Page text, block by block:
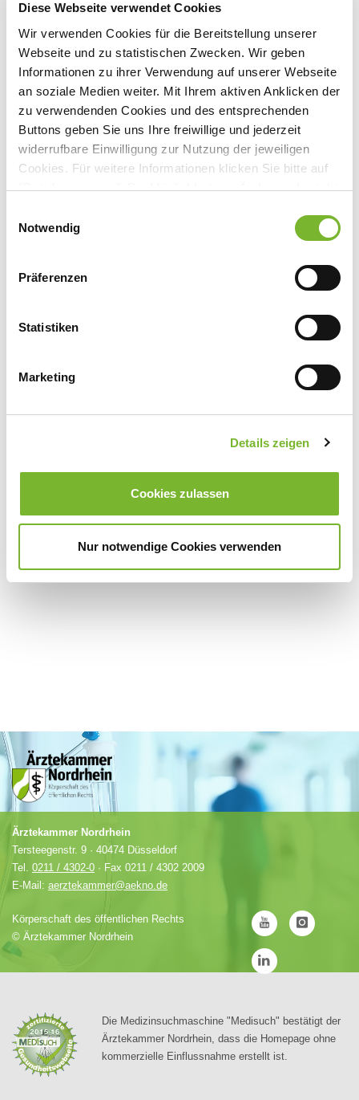
Diese Webseite verwendet Cookies
Wir verwenden Cookies für die Bereitstellung unserer
Webseite und zu statistischen Zwecken. Wir geben
Informationen zu ihrer Verwendung auf unserer Webseite
an soziale Medien weiter. Mit Ihrem aktiven Anklicken der
zu verwendenden Cookies und des entsprechenden
Buttons geben Sie uns Ihre freiwillige und jederzeit
widerrufbare Einwilligung zur Nutzung der jeweiligen
Cookies. Für weitere Informationen klicken Sie bitte auf
"Details anzeigen". Die Möglichkeit zur Änderung besteht
Datenschutzerklärung
Notwendig
Präferenzen
Statistiken
Marketing
Details zeigen
Cookies zulassen
Nur notwendige Cookies verwenden
Am Arenzberg 40, 51381 Leverkusen
3
Mittwoch, 01.04.2020-Sonntag,
31.05.2020
Veranstaltungsort:
ccm-Campus GmbH
Am Arenzberg 40, 51381 Leverkusen
Ansprechpartner:
Mail:info@ccm-campus.de
Für weitere Informationen wenden Sie sich bitte direkt an den jeweiligen
Anbieter.
Ärztekammer Nordrhein
Tersteegenstr. 9 · 40474 Düsseldorf
Tel. 0211 / 4302-0 · Fax 0211 / 4302 2009
E-Mail: aerztekammer@aekno.de
Körperschaft des öffentlichen Rechts
© Ärztekammer Nordrhein
Die Medizinsuchmaschine "Medisuch" bestätigt der
Ärztekammer Nordrhein, dass die Homepage ohne
kommerzielle Einflussnahme erstellt ist.